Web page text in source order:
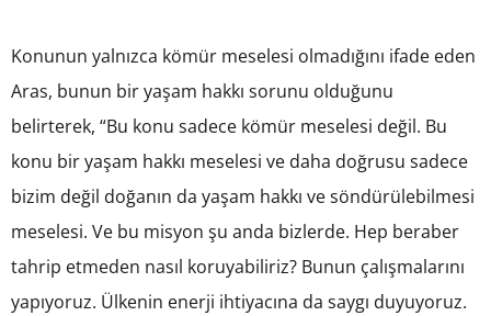
Konunun yalnızca kömür meselesi olmadığını ifade eden
Aras, bunun bir yaşam hakkı sorunu olduğunu
belirterek, “Bu konu sadece kömür meselesi değil. Bu
konu bir yaşam hakkı meselesi ve daha doğrusu sadece
bizim değil doğanın da yaşam hakkı ve söndürülebilmesi
meselesi. Ve bu misyon şu anda bizlerde. Hep beraber
tahrip etmeden nasıl koruyabiliriz? Bunun çalışmalarını
yapıyoruz. Ülkenin enerji ihtiyacına da saygı duyuyoruz.